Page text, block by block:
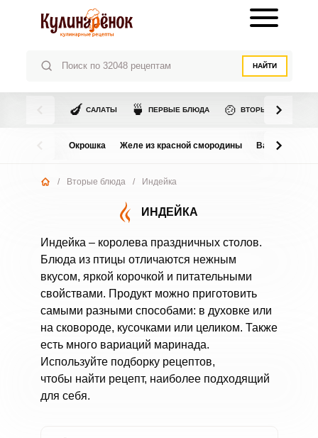
НАЙТИ
🍆 САЛАТЫ 🍵 ПЕРВЫЕ БЛЮДА 🍲 ВТОРЫЕ БЛЮДА
Окрошка Желе из красной смородины Варенье из
/ Вторые блюда / Индейка
ИНДЕЙКА
Индейка – королева праздничных столов.
Блюда из птицы отличаются нежным
вкусом, яркой корочкой и питательными
свойствами. Продукт можно приготовить
самыми разными способами: в духовке или
на сковороде, кусочками или целиком. Также
есть много вариаций маринада.
Используйте подборку рецептов,
чтобы найти рецепт, наиболее подходящий
для себя.